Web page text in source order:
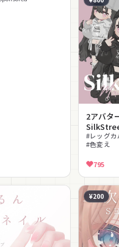
2アバタ
#レッグカ
#色変え
795
¥200